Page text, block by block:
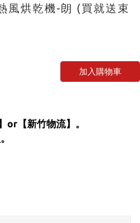
風烘乾機-朗 (買就送束
加入購物車
or【新竹物流】。